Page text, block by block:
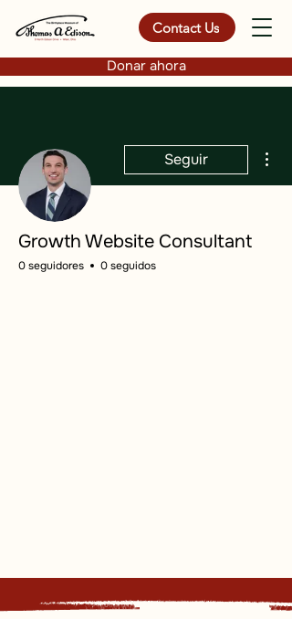
Contact Us
Donar ahora
Seguir
Growth Website Consultant
0 seguidores 0 seguidos